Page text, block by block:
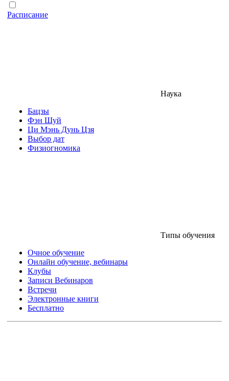
Расписание
Наука
Бацзы
Фэн Шуй
Ци Мэнь Дунь Цзя
Выбор дат
Физиогномика
Типы обучения
Очное обучение
Онлайн обучение, вебинары
Клубы
Записи Вебинаров
Встречи
Электронные книги
Бесплатно